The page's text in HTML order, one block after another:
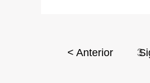
< Anterior 3